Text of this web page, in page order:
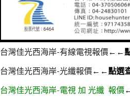
台灣佳光西海岸-有線電視報價←←
台灣佳光西海岸-光纖報價←←點選
台灣佳光西海岸-電視 加 光纖 報價